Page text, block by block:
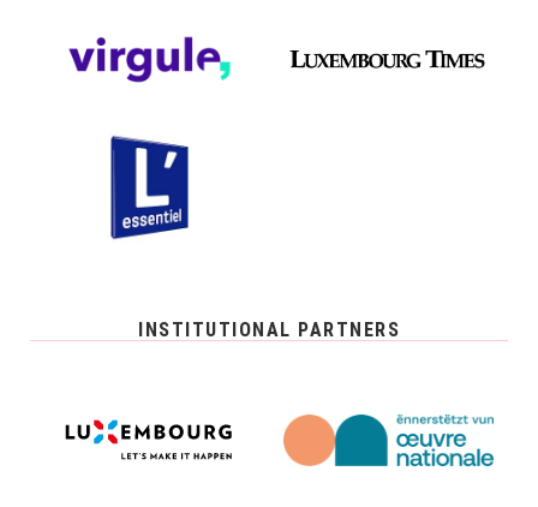
INSTITUTIONAL PARTNERS